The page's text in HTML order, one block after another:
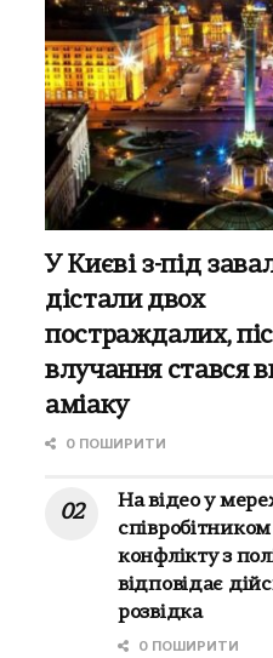
У Києві з-під
дістали двох
постраждалих,
влучання стався
аміаку
0 ПОШИРИТИ
На відео у
конфлікту з
відповідає
розвідка
0 ПОШИРИТИ